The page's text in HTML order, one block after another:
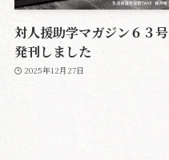
対人援助学マガジン６３号
発刊しました
2025年12月27日